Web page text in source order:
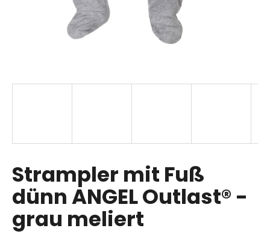
Strampler mit Fuß
dünn ANGEL Outlast® -
grau meliert
p
f
e
h
l
e